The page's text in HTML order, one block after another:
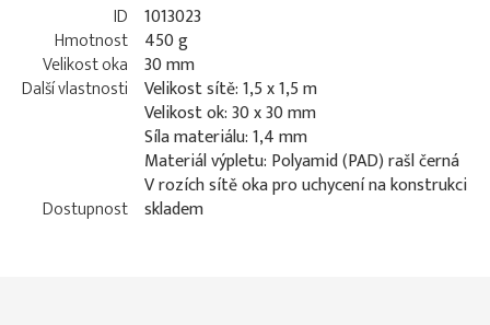
ID 1013023
Hmotnost 450 g
Velikost oka 30 mm
Další vlastnosti Velikost sítě: 1,5 x 1,5 m
Velikost ok: 30 x 30 mm
Síla materiálu: 1,4 mm
Materiál výpletu: Polyamid (PAD) rašl černá
V rozích sítě oka pro uchycení na konstrukci
Dostupnost skladem